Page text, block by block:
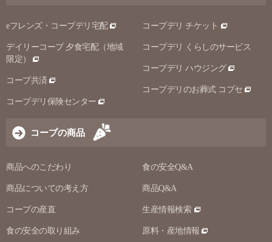
eフレンズ・コープデリ宅配
デイリーコープ 夕食宅配（地域
限定）
コープ共済
コープデリ保険センター
コープデリ チケット
コープデリ くらしのサービス
コープデリ ハウジング
コープデリのお葬式 コプセ
コープの商品
商品へのこだわり
商品についての考え方
コープの産直
食の安全の取り組み
食の安全Q&A
商品Q&A
生産情報検索
原料・産地情報